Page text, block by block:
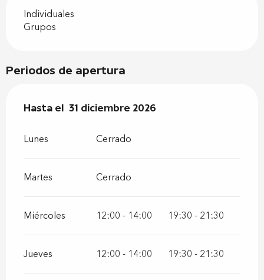
Individuales
Grupos
Periodos de apertura
Del2 enero 2026al31 diciembre 2026
Hasta el 31 diciembre 2026
Lunes Cerrado
Martes Cerrado
Miércoles 12:00 - 14:00 19:30 - 21:30
Jueves 12:00 - 14:00 19:30 - 21:30